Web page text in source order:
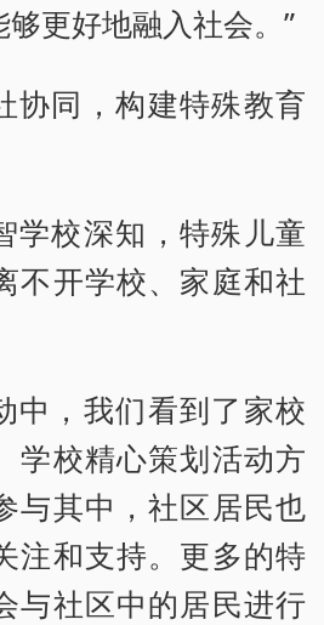
更好地融入社会。”
协同，构建特殊教育
学校深知，特殊儿童
不开学校、家庭和社
中，我们看到了家校
学校精心策划活动方
与其中，社区居民也
注和支持。更多的特
与社区中的居民进行